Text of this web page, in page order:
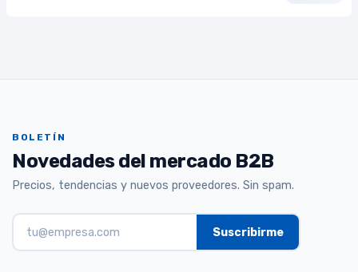
BOLETÍN
Novedades del mercado B2B
Precios, tendencias y nuevos proveedores. Sin spam.